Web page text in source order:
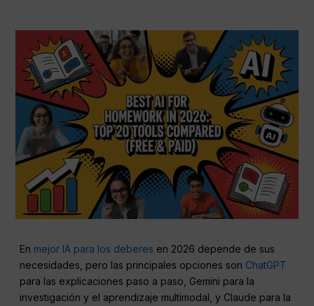
En mejor IA para los deberes en 2026 depende de sus
necesidades, pero las principales opciones son ChatGPT
para las explicaciones paso a paso, Gemini para la
investigación y el aprendizaje multimodal, y Claude para la